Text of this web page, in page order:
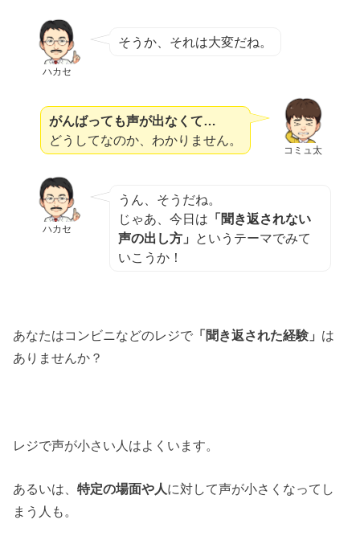
ハカセ
そうか、それは大変だね。
コミュ太
がんばっても声が出なくて…
どうしてなのか、わかりません。
ハカセ
うん、そうだね。
じゃあ、今日は 「聞き返されない
声の出し方」 というテーマでみて
いこうか！
あなたはコンビニなどのレジで 「聞き返された経験」 は
ありませんか？
レジで声が小さい人はよくいます。
あるいは、特定の場面や人に対して声が小さくなってし
まう人も。